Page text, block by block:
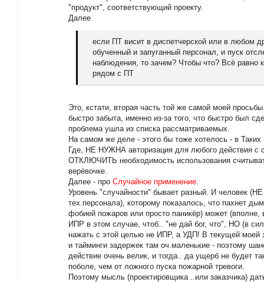
"продукт", соответствующий проекту.
Далее
если ПТ висит в диспетчерской или в любом
обученный и запуганный персонал, и пуск
наблюдения, то зачем? Чтобы что? Всё равно
рядом с ПТ
Это, кстати, вторая часть той же самой моей
быстро забыта, именно из-за того, что быстро был
проблема ушла из списка рассматриваемых.
На самом же деле - этого бы тоже хотелось - в
Где, НЕ НУЖНА авторизация для любого действия с
ОТКЛЮЧИТЬ необходимость использования
верёвочке.
Далее - про Случайное применение.
Уровень "случайности" бывает разный. И человек
тех.персонала), которому показалось, что пахнет
фобией пожаров или просто паникёр) может (вполне,
ИПР в этом случае, чтоб.. "не дай бог, что", НО (в
нажать с этой целью не ИПР, а УДП! В текущей моей
и тайминги задержек там оч.маленькие - поэтому
действие очень велик, и тогда.. да ущерб не будет
поболе, чем от ложного пуска пожарной тревоги.
Поэтому мысль (проектировщика ..или заказчика)